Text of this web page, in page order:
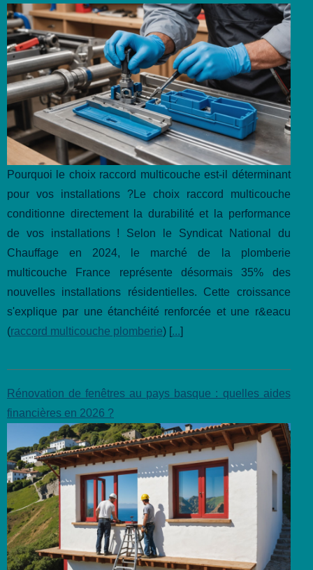
Pourquoi le choix raccord multicouche est-il déterminant
pour vos installations ?Le choix raccord multicouche
conditionne directement la durabilité et la performance
de vos installations ! Selon le Syndicat National du
Chauffage en 2024, le marché de la plomberie
multicouche France représente désormais 35% des
nouvelles installations résidentielles. Cette croissance
s'explique par une étanchéité renforcée et une r&eacu
(raccord multicouche plomberie) [...]
Rénovation de fenêtres au pays basque : quelles aides
financières en 2026 ?